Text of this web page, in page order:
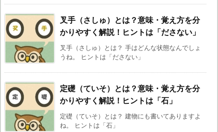
叉手（さしゅ）とは？意味・覚え方を分
かりやすく解説！ヒントは「ださない」
叉手（さしゅ）とは？ 手はどんな状態なんでしょ
うね。 ヒントは「ださない」
定礎（ていそ）とは？意味・覚え方を分
かりやすく解説！ヒントは「石」
定礎（ていそ）とは？ 建物にも書いてありますよ
ね。 ヒントは「石」